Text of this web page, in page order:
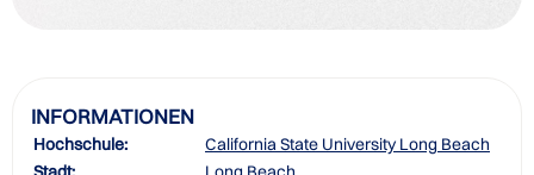
INFORMATIONEN
Hochschule:
California State University Long Beach